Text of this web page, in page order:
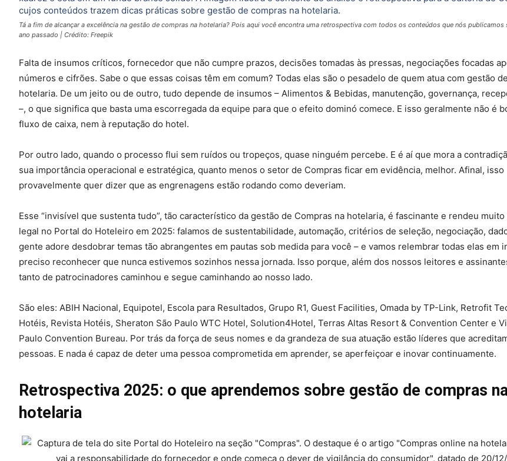
Tá a fim de alcançar a excelência na gestão de compras na hotelaria? Pois aqui você encontra uma retrospectiva com todos os conteúdos que nós publicamos
ano passado | Crédito: Freepik
Falta de insumos críticos, fornecedor que não cumpre prazos, decisões tomadas às pressas, negociações focadas
números e cifrões. Sabe o que essas coisas têm em comum? Todas elas são o pesadelo de quem atua com gestão
hotelaria. De um jeito ou de outro, tudo depende de insumos – Alimentos & Bebidas, manutenção, governança,
–, o que significa que basta uma escorregada da equipe para que o efeito dominó comece. E isso geralmente não é
fluxo de caixa, nem à reputação do hotel.
Por outro lado, quando o processo flui sem ruídos ou tropeços, quase ninguém percebe. E é aí que mora a
sua importância operacional e estratégica, quanto menos o setor de Compras ficar em evidência, melhor. Afinal, isso
provavelmente quer dizer que as engrenagens estão rodando como deveriam.
Esse “invisível que sustenta tudo”, tão característico da gestão de Compras na hotelaria, é fascinante e rendeu
legal no Portal do Hoteleiro em 2025: falamos de sustentabilidade, automação, critérios de seleção, negociação,
gente adore desdobrar temas tão abrangentes em pautas sob medida para você – e vamos relembrar todas elas em
preciso reconhecer que nunca estivemos sozinhos nessa jornada. Isso porque, além dos nossos leitores e
tanto de patrocinadores caminhou e segue caminhando ao nosso lado.
São eles: ABIH Nacional, Equipotel, Escola para Resultados, Grupo R1, Guest Facilities, Omada by TP-Link, Retrofit
Hotéis, Revista Hotéis, Sheraton São Paulo WTC Hotel, Solution4Hotel, Terras Altas Resort & Convention Center e
Paulo Convention Bureau. Por trás da força de seus nomes e da grandeza de sua atuação estão líderes que
pessoas. E nada é capaz de deter uma pessoa comprometida em aprender, se aperfeiçoar e inovar continuamente.
Retrospectiva 2025: o que aprendemos sobre gestão de compras
hotelaria